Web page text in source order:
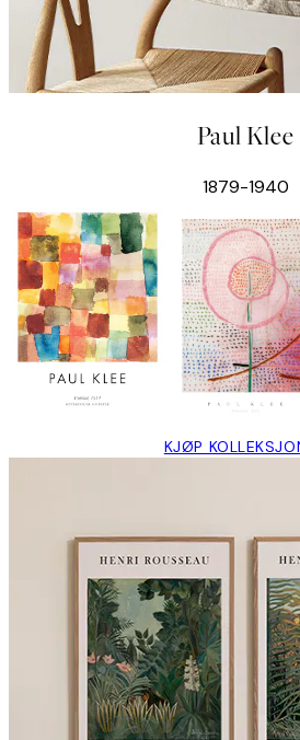
Paul Klee
1879-1940
KJØP